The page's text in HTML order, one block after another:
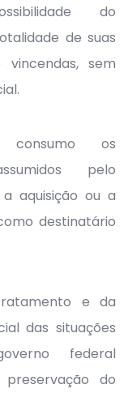
do
de suas
sem
consumo os
pelo
aquisição ou a
destinatário
e da
das situações
federal
do